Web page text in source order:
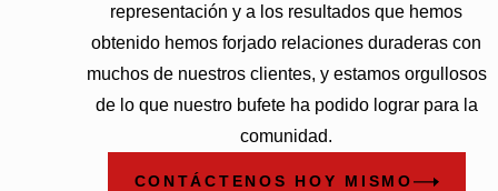
representación y a los resultados que hemos
obtenido hemos forjado relaciones duraderas con
muchos de nuestros clientes, y estamos orgullosos
de lo que nuestro bufete ha podido lograr para la
comunidad.
CONTÁCTENOS HOY MISMO